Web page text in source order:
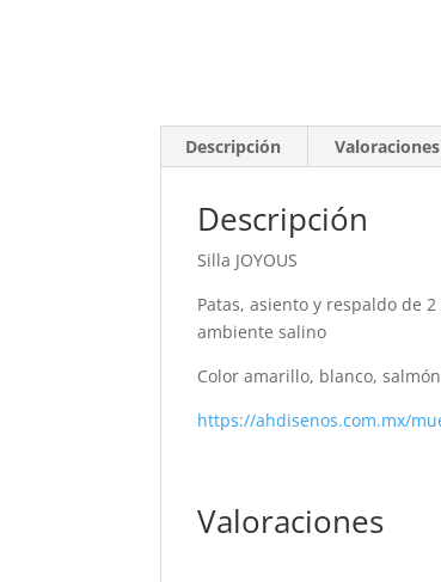
Descripción
Descripción
Silla JOYOUS
Patas, asiento y respaldo de
ambiente salino
Color amarillo, blanco,
https://ahdisenos.com.mx/
Valoraciones